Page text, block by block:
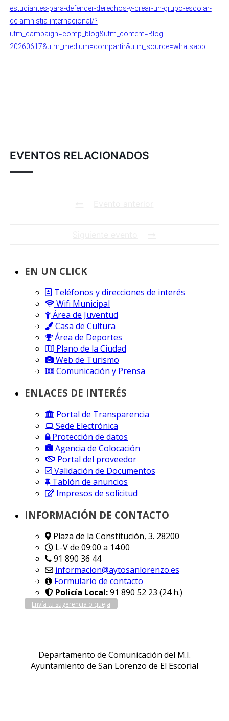
estudiantes-para-defender-derechos-y-crear-un-grupo-escolar-
de-amnistia-internacional/?
utm_campaign=comp_blog&utm_content=Blog-
20260617&utm_medium=compartir&utm_source=whatsapp
EVENTOS RELACIONADOS
EN UN CLICK
Teléfonos y direcciones de interés
Wifi Municipal
Área de Juventud
Casa de Cultura
Área de Deportes
Plano de la Ciudad
Web de Turismo
Comunicación y Prensa
ENLACES DE INTERÉS
Portal de Transparencia
Sede Electrónica
Protección de datos
Agencia de Colocación
Portal del proveedor
Validación de Documentos
Tablón de anuncios
Impresos de solicitud
INFORMACIÓN DE CONTACTO
Plaza de la Constitución, 3. 28200
L-V de 09:00 a 14:00
91 890 36 44
informacion@aytosanlorenzo.es
Formulario de contacto
Policía Local:91 890 52 23 (24 h.)
Envía tu sugerencia o queja
Departamento de Comunicación del M.I.
Ayuntamiento de San Lorenzo de El Escorial